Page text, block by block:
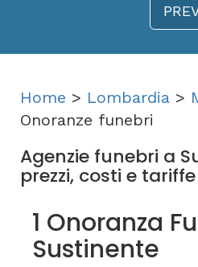
Home > Lombardia >
Onoranze funebri
Agenzie funebri a
prezzi, costi e tariffe
1 Onoranza
Sustinente